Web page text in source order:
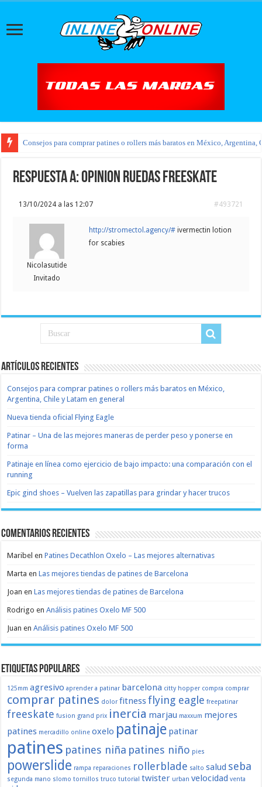
Consejos para comprar patines o rollers más baratos en México, Argentina,
Respuesta a: Opinion Ruedas Freeskate
13/10/2024 a las 12:07 #493721
Nicolasutide
Invitado
http://stromectol.agency/# ivermectin lotion
for scabies
Artículos recientes
Consejos para comprar patines o rollers más baratos en México,
Argentina, Chile y Latam en general
Nueva tienda oficial Flying Eagle
Patinar – Una de las mejores maneras de perder peso y ponerse en
forma
Patinaje en línea como ejercicio de bajo impacto: una comparación con el
running
Epic gind shoes – Vuelven las zapatillas para grindar y hacer trucos
Comentarios recientes
Maribel enPatines Decathlon Oxelo – Las mejores alternativas
Marta enLas mejores tiendas de patines de Barcelona
Joan enLas mejores tiendas de patines de Barcelona
Rodrigo enAnálisis patines Oxelo MF 500
Juan enAnálisis patines Oxelo MF 500
Etiquetas populares
125mm agresivo aprender a patinar barcelona citty hopper compra comprar
comprar patines dolor fitnessflying eagle freepatinar
freeskate fusion grand prix inercia marjau maxxum mejores
patines mercadillo online oxelo patinaje patinar
patines patines niña patines niño pies
powerslide rampa reparaciones rollerblade salto salud seba
segunda mano slomo tornillos truco tutorial twister urban velocidad venta